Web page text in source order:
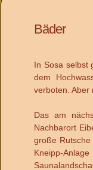
Bäder
In Sosa selbst
dem
verboten. Aber
Das am
Nachbarort
große
Kneipp-